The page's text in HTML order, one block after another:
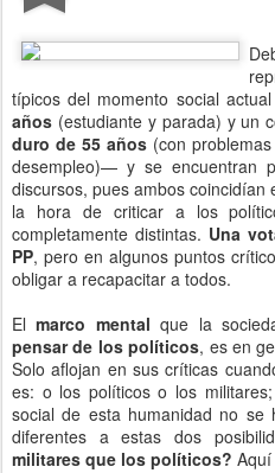
típicos del momento social
años (estudiante y parada) y un
duro de 55 años (con
desempleo)— y se encuentran
discursos, pues ambos
la hora de criticar a los
completamente distintas. Una
PP, pero en algunos puntos
obligar a recapacitar a todos.
Elmarco mental que la
pensar de los políticos, es en
Solo aflojan en sus críticas
es: o los políticos o los
social de esta humanidad no se
diferentes a estas dos
militares que los políticos?